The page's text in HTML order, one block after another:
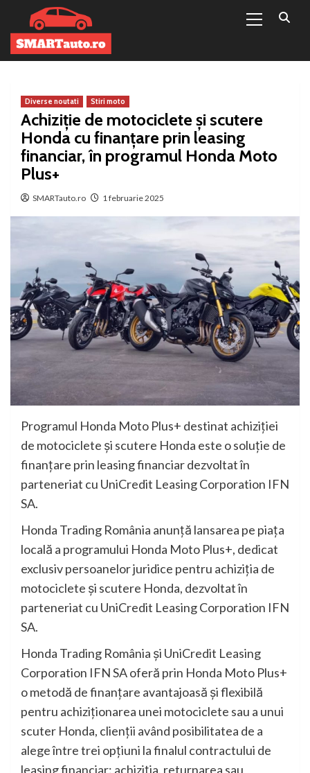
conținut
Menu
Diverse noutati Stiri moto
Achiziție de motociclete și scutere
Honda cu finanțare prin leasing
financiar, în programul Honda Moto
Plus+
SMARTauto.ro 1 februarie 2025
Programul Honda Moto Plus+ destinat achiziției
de motociclete și scutere Honda este o soluție de
finanțare prin leasing financiar dezvoltat în
parteneriat cu UniCredit Leasing Corporation IFN
SA.
Honda Trading România anunță lansarea pe piața
locală a programului Honda Moto Plus+, dedicat
exclusiv persoanelor juridice pentru achiziția de
motociclete și scutere Honda, dezvoltat în
parteneriat cu UniCredit Leasing Corporation IFN
SA.
Honda Trading România și UniCredit Leasing
Corporation IFN SA oferă prin Honda Moto Plus+
o metodă de finanțare avantajoasă și flexibilă
pentru achiziționarea unei motociclete sau a unui
scuter Honda, clienții având posibilitatea de a
alege între trei opțiuni la finalul contractului de
leasing financiar: achiziția, returnarea sau